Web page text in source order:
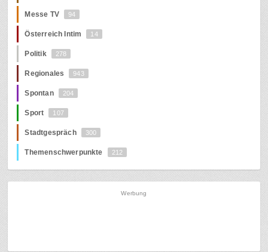
Messe TV 94
Österreich Intim 14
Politik 278
Regionales 943
Spontan 204
Sport 107
Stadtgespräch 300
Themenschwerpunkte 212
Werbung